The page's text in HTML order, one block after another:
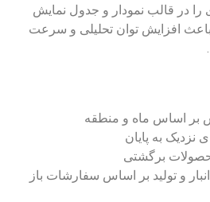
در قالب نمودار و جدول نمایش
باعث افزایش توان تحلیلی و سرعت
بر اساس ماه و منطقه
نزدیک به پایان
برگشتی
و تولید بر اساس سفارشات باز